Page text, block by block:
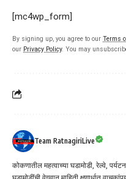
[mc4wp_form]
By signing up, you agree to our Terms
our Privacy Policy. You may
Team RatnagiriLive
कोकणातील महत्वाच्या घडामोडी, रेल्वे,